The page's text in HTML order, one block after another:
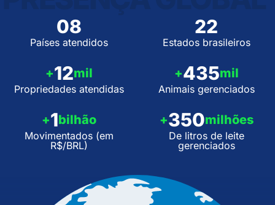
08
Países atendidos
22
Estados brasileiros
+12mil
Propriedades atendidas
+435mil
Animais gerenciados
+1bilhão
Movimentados (em
R$/BRL)
+350milhões
De litros de leite
gerenciados